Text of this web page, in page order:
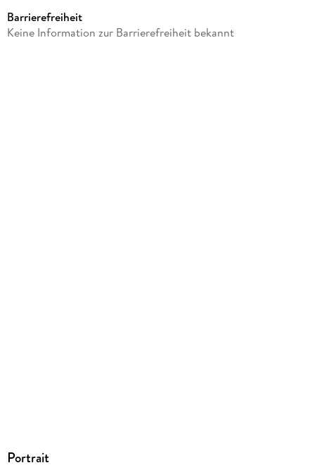
Illustrationen
Barrierefreiheit
Keine Information zur Barrierefreiheit bekannt
Portrait